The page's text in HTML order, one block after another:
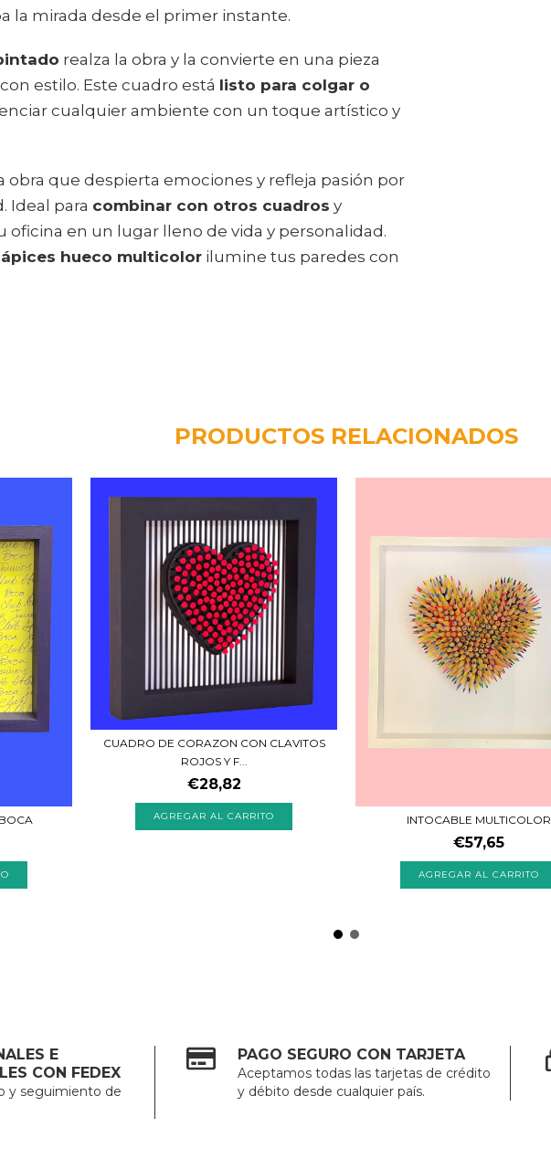
la mirada desde el primer instante.
realza la obra y la convierte en una pieza
estilo. Este cuadro está listo para colgar o
cualquier ambiente con un toque artístico y
obra que despierta emociones y refleja pasión por
Ideal para combinar con otros cuadros y
oficina en un lugar lleno de vida y personalidad.
hueco multicolor ilumine tus paredes con
PRODUCTOS RELACIONADOS
CUADRO DE CORAZON CON CLAVITOS
ROJOS Y F...
€28,82
AGREGAR AL CARRITO INTOCABLE MULTICOLOR
€57,65
AGREGAR AL CARRITO
E
CON FEDEX
y seguimiento de
PAGO SEGURO CON TARJETA
Aceptamos todas las tarjetas de crédito
y débito desde cualquier país.